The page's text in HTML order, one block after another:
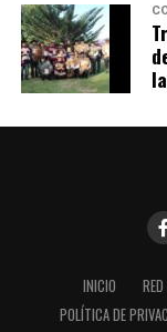
INICIO
POLÍTICA DE